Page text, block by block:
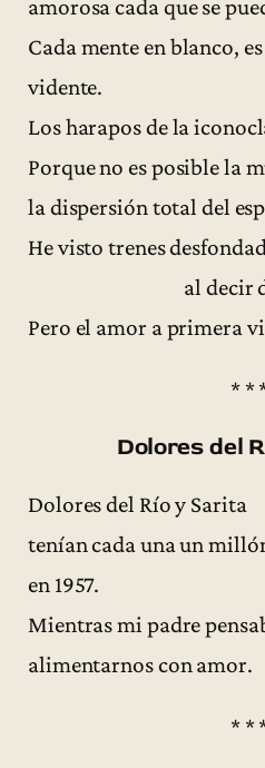
amorosa cada que se
Cada mente en blanco,
vidente.
Los harapos de la
Porque no es posible la
la dispersión total del
He visto trenes
al decir de la
Pero el amor a primera
* *
Dolores del
Dolores del Río y Sarita
tenían cada una un
en 1957.
Mientras mi padre
alimentarnos con amor.
* *